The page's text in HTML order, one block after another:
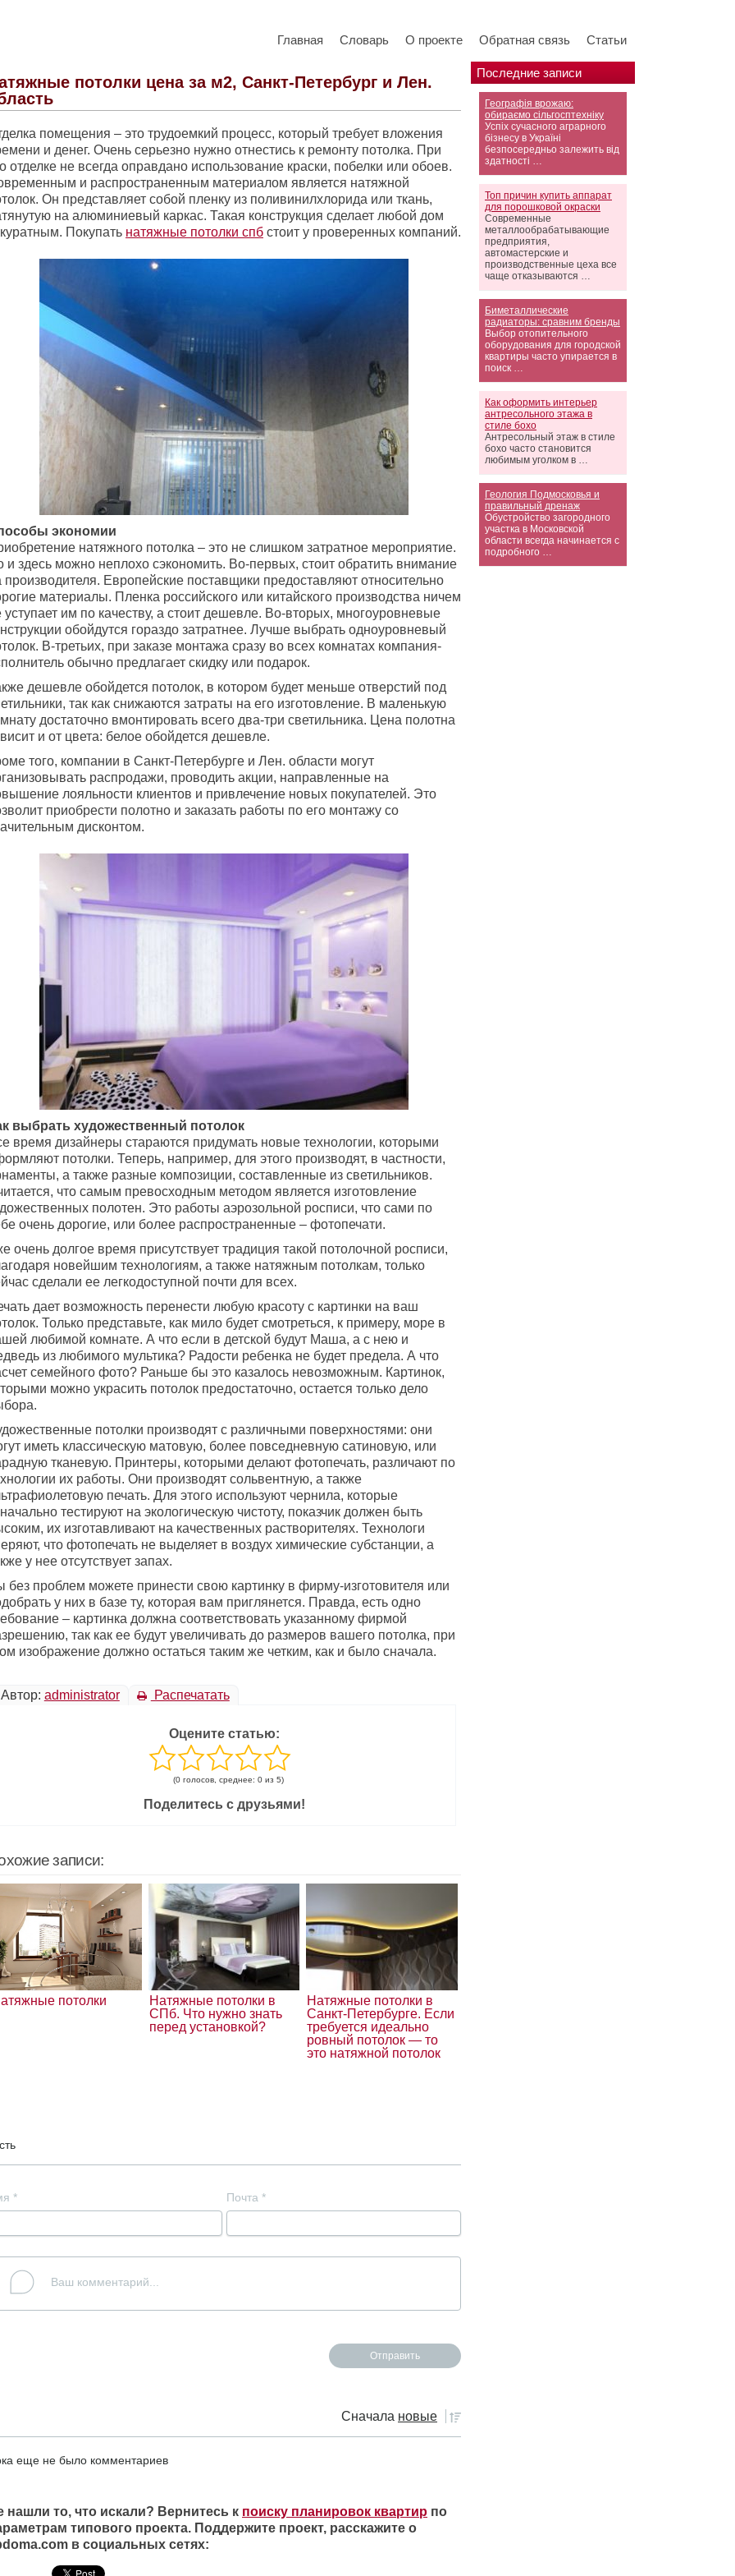
Главная Словарь О проекте Обратная связь Статьи
Последние записи
Географія врожаю:
обираємо сільгосптехніку
Успіх сучасного аграрного
бізнесу в Україні
безпосередньо залежить від
здатності …
Топ причин купить аппарат
для порошковой окраски
Современные
металлообрабатывающие
предприятия,
автомастерские и
производственные цеха все
чаще отказываются …
Биметаллические
радиаторы: сравним бренды
Выбор отопительного
оборудования для городской
квартиры часто упирается в
поиск …
Как оформить интерьер
антресольного этажа в
стиле бохо
Антресольный этаж в стиле
бохо часто становится
любимым уголком в …
Геология Подмосковья и
правильный дренаж
Обустройство загородного
участка в Московской
области всегда начинается с
подробного …
потолки цена за м2, Санкт-Петербург и Лен.
помещения – это трудоемкий процесс, который требует вложения
и денег. Очень серьезно нужно отнестись к ремонту потолка. При
отделке не всегда оправдано использование краски, побелки или обоев.
и распространенным материалом является натяжной
Он представляет собой пленку из поливинилхлорида или ткань,
на алюминиевый каркас. Такая конструкция сделает любой дом
Покупать натяжные потолки спб стоит у проверенных компаний.
экономии
натяжного потолка – это не слишком затратное мероприятие.
и здесь можно неплохо сэкономить. Во-первых, стоит обратить внимание
производителя. Европейские поставщики предоставляют относительно
материалы. Пленка российского или китайского производства ничем
уступает им по качеству, а стоит дешевле. Во-вторых, многоуровневые
обойдутся гораздо затратнее. Лучше выбрать одноуровневый
В-третьих, при заказе монтажа сразу во всех комнатах компания-
обычно предлагает скидку или подарок.
дешевле обойдется потолок, в котором будет меньше отверстий под
так как снижаются затраты на его изготовление. В маленькую
достаточно вмонтировать всего два-три светильника. Цена полотна
и от цвета: белое обойдется дешевле.
того, компании в Санкт-Петербурге и Лен. области могут
распродажи, проводить акции, направленные на
лояльности клиентов и привлечение новых покупателей. Это
приобрести полотно и заказать работы по его монтажу со
дисконтом.
выбрать художественный потолок
время дизайнеры стараются придумать новые технологии, которыми
потолки. Теперь, например, для этого производят, в частности,
а также разные композиции, составленные из светильников.
что самым превосходным методом является изготовление
полотен. Это работы аэрозольной росписи, что сами по
очень дорогие, или более распространенные – фотопечати.
очень долгое время присутствует традиция такой потолочной росписи,
новейшим технологиям, а также натяжным потолкам, только
сделали ее легкодоступной почти для всех.
дает возможность перенести любую красоту с картинки на ваш
Только представьте, как мило будет смотреться, к примеру, море в
любимой комнате. А что если в детской будут Маша, а с нею и
из любимого мультика? Радости ребенка не будет предела. А что
семейного фото? Раньше бы это казалось невозможным. Картинок,
можно украсить потолок предостаточно, остается только дело
потолки производят с различными поверхностями: они
иметь классическую матовую, более повседневную сатиновую, или
тканевую. Принтеры, которыми делают фотопечать, различают по
их работы. Они производят сольвентную, а также
печать. Для этого используют чернила, которые
тестируют на экологическую чистоту, показчик должен быть
их изготавливают на качественных растворителях. Технологи
что фотопечать не выделяет в воздух химические субстанции, а
у нее отсутствует запах.
без проблем можете принести свою картинку в фирму-изготовителя или
у них в базе ту, которая вам приглянется. Правда, есть одно
– картинка должна соответствовать указанному фирмой
так как ее будут увеличивать до размеров вашего потолка, при
изображение должно остаться таким же четким, как и было сначала.
Автор: administrator Распечатать
Оцените статью:
(0 голосов, среднее: 0 из 5)
Поделитесь с друзьями!
записи:
потолки
Натяжные потолки в
СПб. Что нужно знать
перед установкой?
Натяжные потолки в
Санкт-Петербурге. Если
требуется идеально
ровный потолок — то
это натяжной потолок
* Почта *
Сначала новые
еще не было комментариев
нашли то, что искали? Вернитесь к поиску планировок квартир по
типового проекта. Поддержите проект, расскажите о
в социальных сетях: